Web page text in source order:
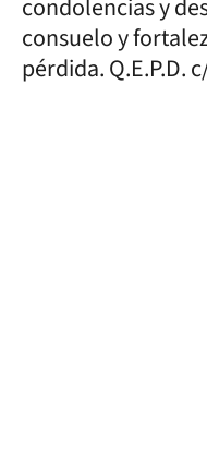
condolencias y
consuelo y
pérdida. Q.E.P.D.